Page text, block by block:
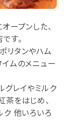
ープンした、
す。
リタンやハム
イムのメニュー
グレイやミルク
茶をはじめ、
ク 他いろいろ